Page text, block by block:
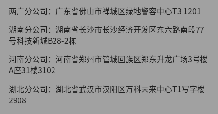
两广分公司：广东省佛山市禅城区绿地警容中心T3 1201
湖南分公司：湖南省长沙市长沙经济开发区东六路南段77
号科技新城B28-2栋
河南分公司：河南省郑州市管城回族区郑东升龙广场3号楼
A座31楼3102
湖北分公司：湖北省武汉市汉阳区万科未来中心T1写字楼
2908